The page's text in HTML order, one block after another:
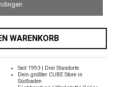
WARENKORB
Seit 1993 | Drei Standorte
Dein größter CUBE Store in
Südbaden